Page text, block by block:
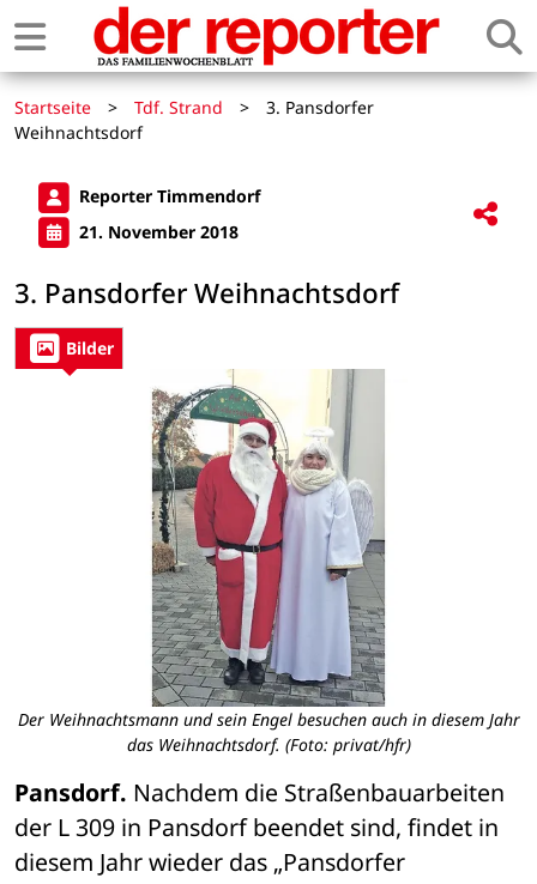
Startseite > Tdf. Strand >
3. Pansdorfer
Weihnachtsdorf
Reporter Timmendorf
21. November 2018
3. Pansdorfer Weihnachtsdorf
Bilder
Der Weihnachtsmann und sein Engel besuchen auch in diesem Jahr
das Weihnachtsdorf. (Foto: privat/hfr)
Pansdorf. Nachdem die Straßenbauarbeiten
der L 309 in Pansdorf beendet sind, findet in
diesem Jahr wieder das „Pansdorfer